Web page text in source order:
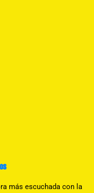
más escuchada con la